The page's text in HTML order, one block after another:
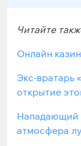
Читайте
Онлайн
Экс-вратарь
открытие
Нападающий
атмосфера